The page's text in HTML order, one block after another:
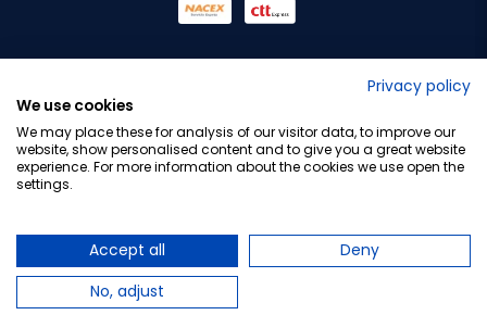
Privacy policy
We use cookies
We may place these for analysis of our visitor data, to improve our
website, show personalised content and to give you a great website
experience. For more information about the cookies we use open the
settings.
Accept all
Deny
No, adjust